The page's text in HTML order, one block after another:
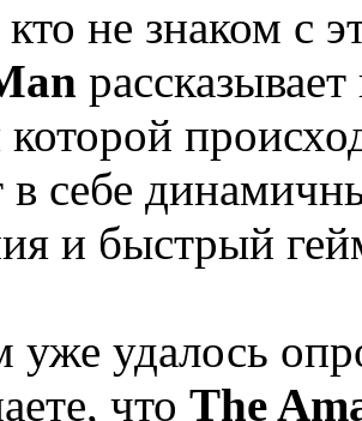
не знаком с
в себе
и быстрый
уже удалось
что The